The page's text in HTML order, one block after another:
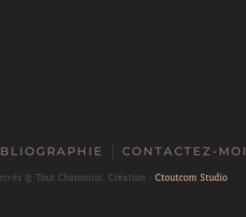
CONTACTEZ-MOI
© Tout Chamonix. Création : Ctoutcom Studio